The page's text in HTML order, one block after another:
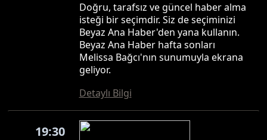
Doğru, tarafsız ve güncel haber alma
isteği bir seçimdir. Siz de seçiminizi
Beyaz Ana Haber'den yana kullanın.
Beyaz Ana Haber hafta sonları
Melissa Bağcı'nın sunumuyla ekrana
geliyor.
Detaylı Bilgi
19:30